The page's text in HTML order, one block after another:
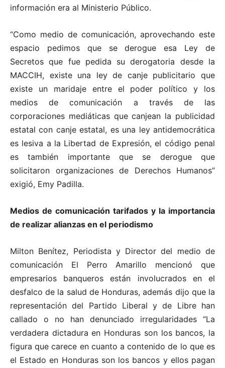
información era al Ministerio Público.
“Como medio de comunicación, aprovechando este
espacio pedimos que se derogue esa Ley de
Secretos que fue pedida su derogatoria desde la
MACCIH, existe una ley de canje publicitario que
existe un maridaje entre el poder político y los
medios de comunicación a través de las
corporaciones mediáticas que canjean la publicidad
estatal con canje estatal, es una ley antidemocrática
es lesiva a la Libertad de Expresión, el código penal
es también importante que se derogue que
solicitaron organizaciones de Derechos Humanos”
exigió, Emy Padilla.
Medios de comunicación tarifados y la importancia
de realizar alianzas en el periodismo
Milton Benítez, Periodista y Director del medio de
comunicación El Perro Amarillo mencionó que
empresarios banqueros están involucrados en el
desfalco de la salud de Honduras, además dijo que la
representación del Partido Liberal y de Libre han
callado o no han denunciado irregularidades “La
verdadera dictadura en Honduras son los bancos, la
figura que carece en cuanto a contenido de lo que es
el Estado en Honduras son los bancos y ellos pagan